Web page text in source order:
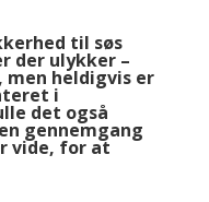
til søs
der ulykker –
men heldigvis er
i
det også
gennemgang
vide, for at